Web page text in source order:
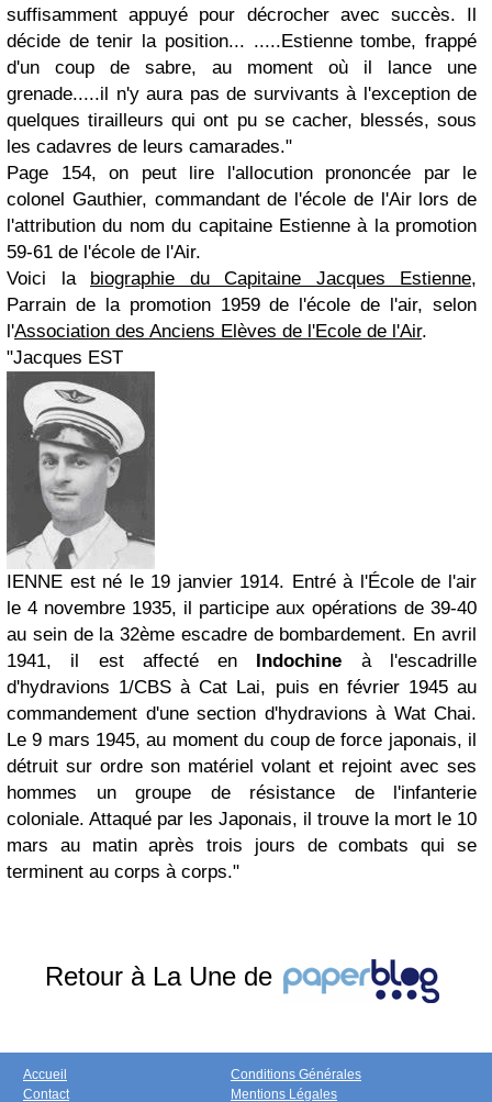
suffisamment appuyé pour décrocher avec succès. Il
décide de tenir la position... .....Estienne tombe, frappé
d'un coup de sabre, au moment où il lance une
grenade.....il n'y aura pas de survivants à l'exception de
quelques tirailleurs qui ont pu se cacher, blessés, sous
les cadavres de leurs camarades."
Page 154, on peut lire l'allocution prononcée par le
colonel Gauthier, commandant de l'école de l'Air lors de
l'attribution du nom du capitaine Estienne à la promotion
59-61 de l'école de l'Air.
Voici la biographie du Capitaine Jacques Estienne,
Parrain de la promotion 1959 de l'école de l'air, selon
l'Association des Anciens Elèves de l'Ecole de l'Air.
"Jacques EST
IENNE est né le 19 janvier 1914. Entré à l'École de l'air
le 4 novembre 1935, il participe aux opérations de 39-40
au sein de la 32ème escadre de bombardement. En avril
1941, il est affecté en Indochine à l'escadrille
d'hydravions 1/CBS à Cat Lai, puis en février 1945 au
commandement d'une section d'hydravions à Wat Chai.
Le 9 mars 1945, au moment du coup de force japonais, il
détruit sur ordre son matériel volant et rejoint avec ses
hommes un groupe de résistance de l'infanterie
coloniale. Attaqué par les Japonais, il trouve la mort le 10
mars au matin après trois jours de combats qui se
terminent au corps à corps."
Retour à La Une de
Accueil
Contact
Conditions Générales
Mentions Légales